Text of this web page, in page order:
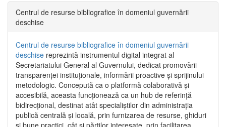
Centrul de resurse bibliografice în domeniul guvernării
deschise
Centrul de resurse bibliografice în domeniul guvernării
deschise reprezintă instrumentul digital integrat al
Secretariatului General al Guvernului, dedicat promovării
transparenței instituționale, informării proactive și sprijinului
metodologic. Concepută ca o platformă colaborativă și
accesibilă, aceasta funcționează ca un hub de referință
bidirecțional, destinat atât specialiștilor din administrația
publică centrală și locală, prin furnizarea de resurse, ghiduri
și bune practici, cât și părților interesate, prin facilitarea